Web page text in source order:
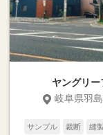
ヤングリー
岐阜県羽
サンプル 裁断 縫製